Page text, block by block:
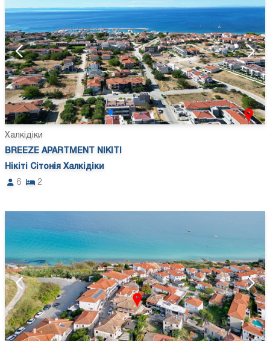
Халкідіки
BREEZE APARTMENT NIKITI
Нікіті Сітонія Халкідіки
6
2